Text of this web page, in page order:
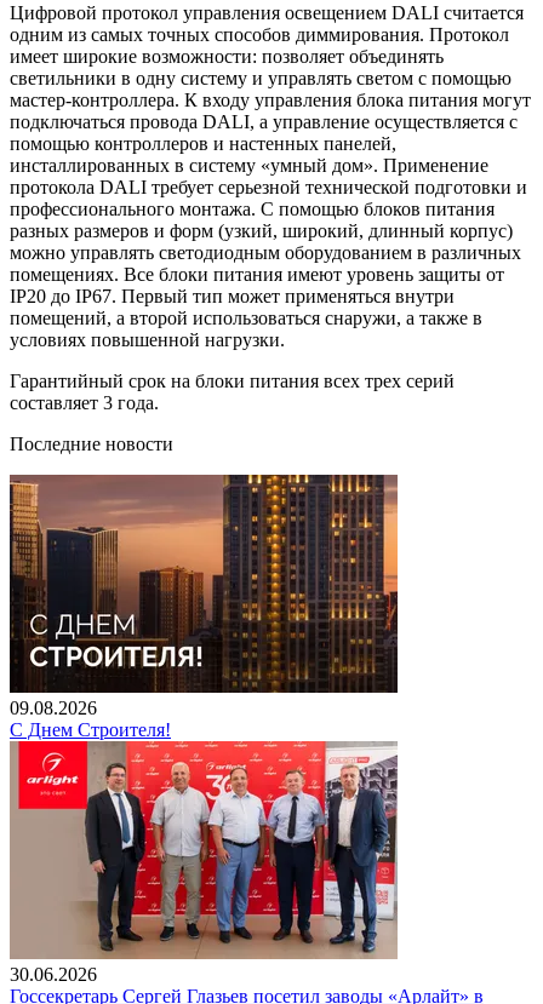
Цифровой протокол управления освещением DALI считается
одним из самых точных способов диммирования. Протокол
имеет широкие возможности: позволяет объединять
светильники в одну систему и управлять светом с помощью
мастер-контроллера. К входу управления блока питания могут
подключаться провода DALI, а управление осуществляется с
помощью контроллеров и настенных панелей,
инсталлированных в систему «умный дом». Применение
протокола DALI требует серьезной технической подготовки и
профессионального монтажа. С помощью блоков питания
разных размеров и форм (узкий, широкий, длинный корпус)
можно управлять светодиодным оборудованием в различных
помещениях. Все блоки питания имеют уровень защиты от
IP20 до IP67. Первый тип может применяться внутри
помещений, а второй использоваться снаружи, а также в
условиях повышенной нагрузки.
Гарантийный срок на блоки питания всех трех серий
составляет 3 года.
Последние новости
09.08.2026
С Днем Строителя!
30.06.2026
Госсекретарь Сергей Глазьев посетил заводы «Арлайт» в